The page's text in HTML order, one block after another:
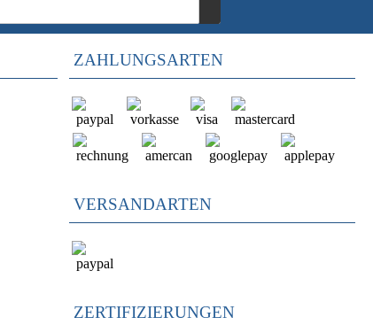
ZAHLUNGSARTEN
VERSANDARTEN
ZERTIFIZIERUNGEN